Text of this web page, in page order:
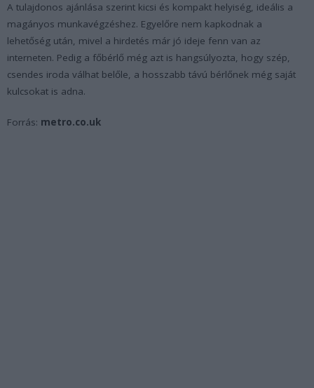
A tulajdonos ajánlása szerint kicsi és kompakt helyiség, ideális a
magányos munkavégzéshez. Egyelőre nem kapkodnak a
lehetőség után, mivel a hirdetés már jó ideje fenn van az
interneten. Pedig a főbérlő még azt is hangsúlyozta, hogy szép,
csendes iroda válhat belőle, a hosszabb távú bérlőnek még saját
kulcsokat is adna.
Forrás: metro.co.uk